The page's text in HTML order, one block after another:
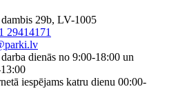
29b, LV-1005
29414171
dienās no 9:00-18:00 un
iespējams katru dienu 00:00-